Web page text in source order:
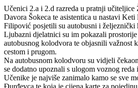
Učenici 2.a i 2.d razreda u pratnji
Davora Šokeca te asistentica u nastavi
Filipović posjetili su autobusni i željeznički
Ljubazni djelatnici su im pokazali
autobusnog kolodvora te objasnili važnost
cestom i prugom.
Na autobusnom kolodvoru su vidjeli
se dodatno upoznali s ulogom voznog reda
Učenike je najviše zanimalo kamo se sve
Đurđevca te koja je cijena karte za